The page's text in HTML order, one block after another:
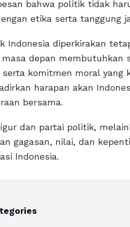
bahwa politik tidak
etika serta tanggung
Indonesia diperkirakan
depan membutuhkan
komitmen moral yang
harapan akan
bersama.
dan partai politik,
gagasan, nilai, dan
Indonesia.